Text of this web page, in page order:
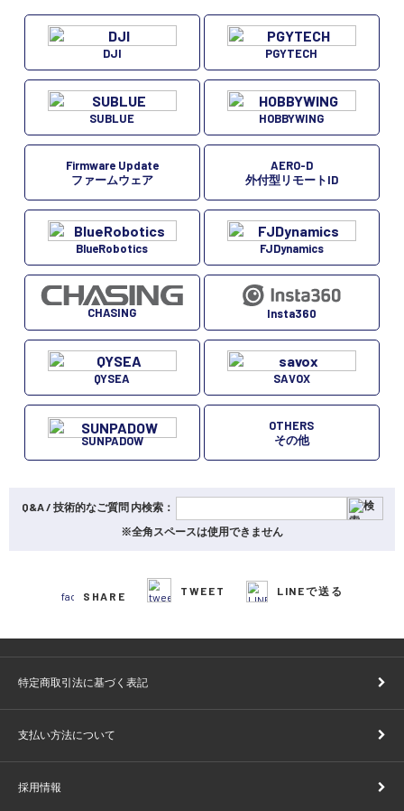
DJI PGYTECH
SUBLUE HOBBYWING
Firmware Update
ファームウェア
AERO-D
外付型リモートID
BlueRobotics FJDynamics
CHASING Insta360
QYSEA SAVOX
SUNPADOW
OTHERS
その他
Q&A / 技術的なご質問 内検索：
※全角スペースは使用できません
SHARE TWEET LINEで送る
特定商取引法に基づく表記
支払い方法について
採用情報